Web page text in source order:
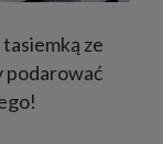
ze
podarować